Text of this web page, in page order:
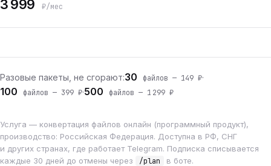
3 999 ₽/мес
Разовые пакеты, не сгорают:30 файлов — 149 ₽·
100 файлов — 399 ₽·500 файлов — 1 299 ₽
Услуга — конвертация файлов онлайн (программный продукт),
производство: Российская Федерация. Доступна в РФ, СНГ
и других странах, где работает Telegram. Подписка списывается
каждые 30 дней до отмены через
/plan в боте.